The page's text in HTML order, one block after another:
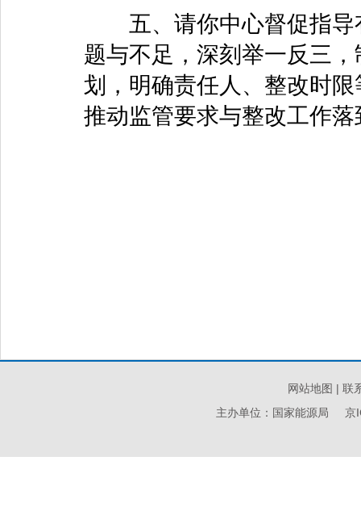
五、请你中心督促指导
题与不足，深刻举一反三
划，明确责任人、整改时
推动监管要求与整改工作